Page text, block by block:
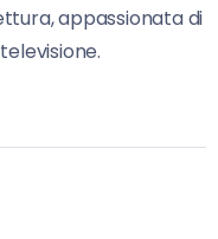
appassionata di